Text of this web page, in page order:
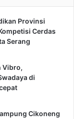
Provinsi
Cerdas
Serang
Vibro,
di
Cikoneng